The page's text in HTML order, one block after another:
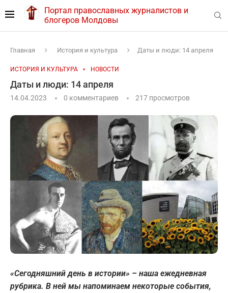
Портал православных журналистов и
блогеров Молдовы
Главная История и культура Даты и люди: 14 апреля
ИСТОРИЯ И КУЛЬТУРА НОВОСТИ
Даты и люди: 14 апреля
14.04.2023 0 комментариев 217 просмотров
«Сегодняшний день в истории» – наша ежедневная
рубрика. В ней мы напоминаем некоторые события,